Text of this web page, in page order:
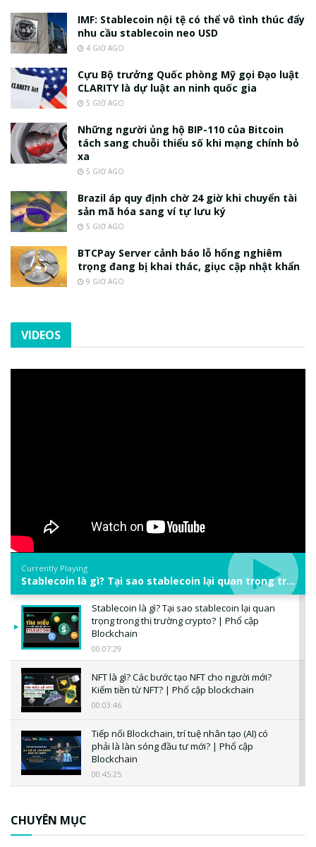
IMF: Stablecoin nội tệ có thể vô tình thúc đẩy
nhu cầu stablecoin neo USD
4 GIỜ AGO
Cựu Bộ trưởng Quốc phòng Mỹ gọi Đạo luật
CLARITY là dự luật an ninh quốc gia
5 GIỜ AGO
Những người ủng hộ BIP-110 của Bitcoin
tách sang chuỗi thiểu số khi mạng chính bỏ
xa
5 GIỜ AGO
Brazil áp quy định chờ 24 giờ khi chuyển tài
sản mã hóa sang ví tự lưu ký
5 GIỜ AGO
BTCPay Server cảnh báo lỗ hổng nghiêm
trọng đang bị khai thác, giục cập nhật khẩn
9 GIỜ AGO
VIDEOS
Currently Playing
Stablecoin là gì? Tại sao stablecoin lại quan trọng trong thị trường crypto? | Phổ cập Blockchain
Stablecoin là gì? Tại sao stablecoin lại quan
trọng trong thị trường crypto? | Phổ cập
Blockchain
00:07:29
NFT là gì? Các bước tạo NFT cho người mới?
Kiếm tiền từ NFT? | Phổ cập blockchain
00:03:46
Tiếp nối Blockchain, trí tuệ nhân tạo (AI) có
phải là làn sóng đầu tư mới? | Phổ cập
Blockchain
00:45:25
CHUYÊN MỤC